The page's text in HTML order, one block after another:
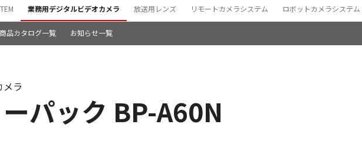
業務用デジタルビデオカメラ 放送用レンズ リモートカメラシステム ロボットカメラシステム
商品カタログ一覧 お知らせ一覧
パック BP-A60N
ラ